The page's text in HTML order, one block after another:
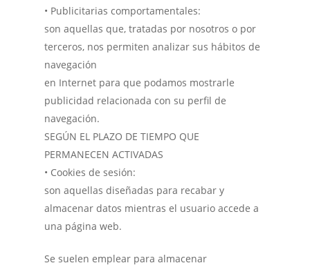
• Publicitarias comportamentales:
son aquellas que, tratadas por nosotros o por
terceros, nos permiten analizar sus hábitos de
navegación
en Internet para que podamos mostrarle
publicidad relacionada con su perfil de
navegación.
SEGÚN EL PLAZO DE TIEMPO QUE
PERMANECEN ACTIVADAS
• Cookies de sesión:
son aquellas diseñadas para recabar y
almacenar datos mientras el usuario accede a
una página web.
Se suelen emplear para almacenar